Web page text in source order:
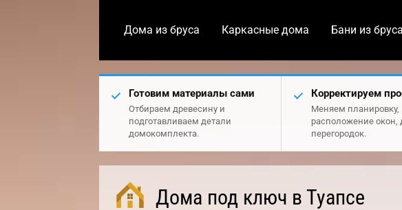
Дома из бруса Каркасные дома Бани из бруса
Готовим материалы сами
Отбираем древесину и
подготавливаем детали
домокомплекта.
Корректируем
Меняем планировку,
расположение окон,
перегородок.
Дома под ключ в Туапсе